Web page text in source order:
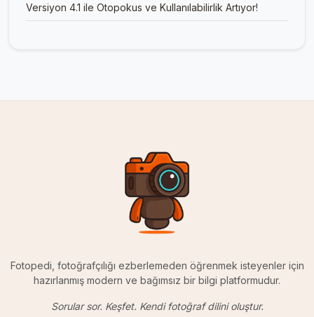
Versiyon 4.1 ile Otopokus ve Kullanılabilirlik Artıyor!
Fotopedi, fotoğrafçılığı ezberlemeden öğrenmek isteyenler için
hazırlanmış modern ve bağımsız bir bilgi platformudur.
Sorular sor. Keşfet. Kendi fotoğraf dilini oluştur.